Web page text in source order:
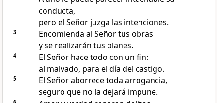
conducta,
pero el Señor juzga las intenciones.
3
Encomienda al Señor tus obras
y se realizarán tus planes.
4
El Señor hace todo con un fin:
al malvado, para el día del castigo.
5
El Señor aborrece toda arrogancia,
seguro que no la dejará impune.